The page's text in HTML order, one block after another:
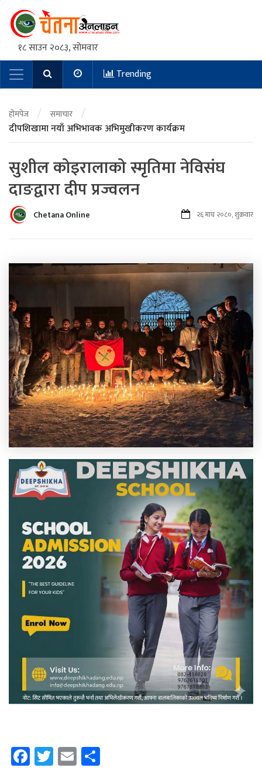
१८ साउन २०८३, सोमवार
Main NavigationTrending
होमपेज / समाचार /
दीपशिखामा नयाँ अभिभावक अभिमुखीकरण कार्यक्रम
सुशील कोइरालाको स्मृतिमा नेविसंघ
दाङद्वारा दीप प्रज्वलन
Chetana Online २६ माघ २०८०, शुक्रवार
Facebook
Twitter
Email